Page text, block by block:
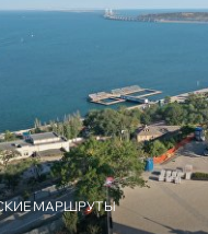
МАРШРУТЫ